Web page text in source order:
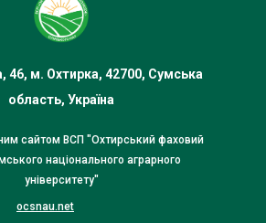
46, м. Охтирка, 42700, Сумська
область, Україна
сайтом ВСП "Охтирський фаховий
національного аграрного
університету"
ocsnau.net